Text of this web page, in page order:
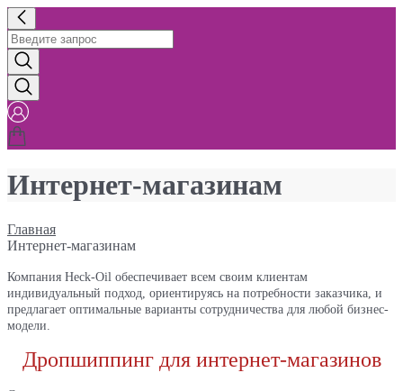
Интернет-магазинам
Главная
Интернет-магазинам
Компания Heck-Oil обеспечивает всем своим клиентам
индивидуальный подход, ориентируясь на потребности заказчика, и
предлагает оптимальные варианты сотрудничества для любой бизнес-
модели.
Дропшиппинг для интернет-магазинов